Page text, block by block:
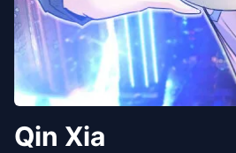
Qin Xia